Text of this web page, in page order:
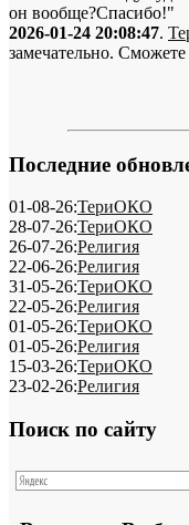
он вообще?Спасибо!"
2026-01-24 20:08:47.
замечательно.
Последние
01-08-26:ТериОКО
28-07-26:ТериОКО
26-07-26:Религия
22-06-26:Религия
31-05-26:ТериОКО
22-05-26:Религия
01-05-26:ТериОКО
01-05-26:Религия
15-03-26:ТериОКО
23-02-26:Религия
Поиск по сайту